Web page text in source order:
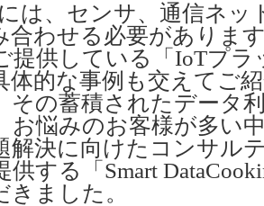
は、センサ、通信ネッ
合わせる必要がありま
提供している「IoTプラ
体的な事例も交えてご
その蓄積されたデータ
お悩みのお客様が多い
解決に向けたコンサル
供する「Smart
ました。